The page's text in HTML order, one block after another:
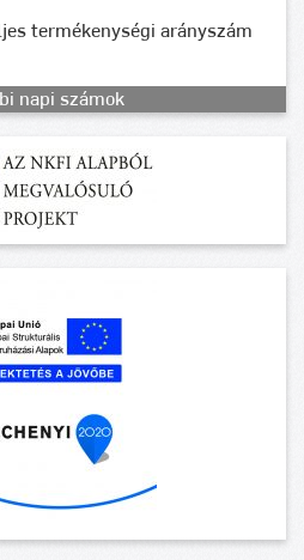
termékenységi arányszám
napi számok